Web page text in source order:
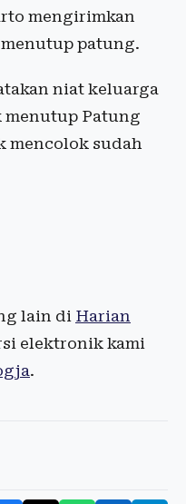
mengirimkan
patung.
niat keluarga
menutup Patung
mencolok sudah
lain di Harian
elektronik kami
.